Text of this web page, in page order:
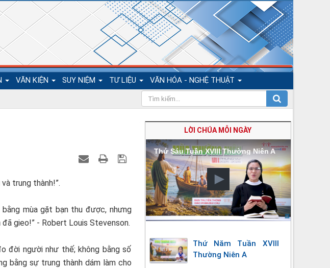
VĂN KIỆN SUY NIỆM TƯ LIỆU VĂN HÓA - NGHỆ THUẬT
trung thành!”.
bằng mùa gặt bạn thu được, nhưng
gieo!” - Robert Louis Stevenson.
đời người như thế; không bằng số
bằng sự trung thành dám làm cho
LỜI CHÚA MỖI NGÀY
Thứ Sáu Tuần XVIII Thường Niên A
Thứ Năm Tuần XVIII
Thường Niên A